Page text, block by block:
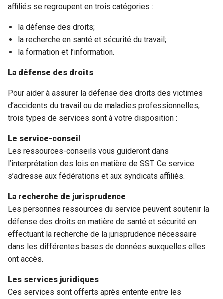
affiliés se regroupent en trois catégories :
la défense des droits;
la recherche en santé et sécurité du travail;
la formation et l’information.
La défense des droits
Pour aider à assurer la défense des droits des victimes
d’accidents du travail ou de maladies professionnelles,
trois types de services sont à votre disposition :
Le service-conseil
Les ressources-conseils vous guideront dans
l’interprétation des lois en matière de SST. Ce service
s’adresse aux fédérations et aux syndicats affiliés.
La recherche de jurisprudence
Les personnes ressources du service peuvent soutenir la
défense des droits en matière de santé et sécurité en
effectuant la recherche de la jurisprudence nécessaire
dans les différentes bases de données auxquelles elles
ont accès.
Les services juridiques
Ces services sont offerts après entente entre les